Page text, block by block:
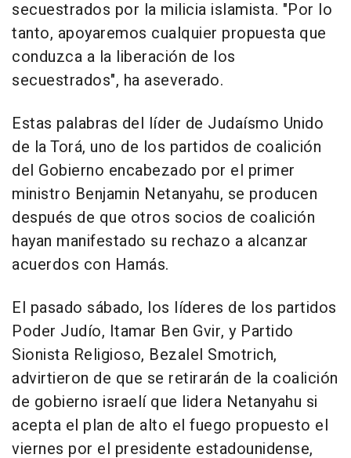
secuestrados por la milicia islamista. "Por lo
tanto, apoyaremos cualquier propuesta que
conduzca a la liberación de los
secuestrados", ha aseverado.
Estas palabras del líder de Judaísmo Unido
de la Torá, uno de los partidos de coalición
del Gobierno encabezado por el primer
ministro Benjamin Netanyahu, se producen
después de que otros socios de coalición
hayan manifestado su rechazo a alcanzar
acuerdos con Hamás.
El pasado sábado, los líderes de los partidos
Poder Judío, Itamar Ben Gvir, y Partido
Sionista Religioso, Bezalel Smotrich,
advirtieron de que se retirarán de la coalición
de gobierno israelí que lidera Netanyahu si
acepta el plan de alto el fuego propuesto el
viernes por el presidente estadounidense,